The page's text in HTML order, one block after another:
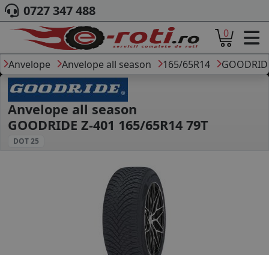
ACASA
DESPRE NOI
ANVELOPE
AUTO
CAMION
MOTO
DIMENSIUNI
PRODUCATORI ANVELOPE
MARCA AUTO
B2B - COLABORARE COMPANII
0727 347 488
0
Anvelope Anvelope all season 165/65R14
Anvelope all season
GOODRIDE Z-401 165/65R14 79T
DOT 25